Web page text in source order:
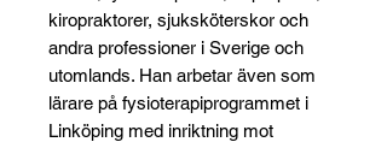
kiropraktorer, sjuksköterskor och
andra professioner i Sverige och
utomlands. Han arbetar även som
lärare på fysioterapiprogrammet i
Linköping med inriktning mot